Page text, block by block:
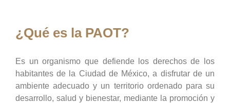
¿Qué es la PAOT?
Es un organismo que defiende los derechos de los
habitantes de la Ciudad de México, a disfrutar de un
ambiente adecuado y un territorio ordenado para su
desarrollo, salud y bienestar, mediante la promoción y